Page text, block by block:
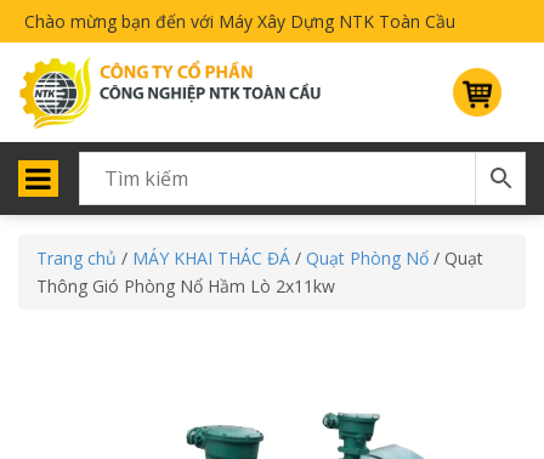
Chào mừng bạn đến với Máy Xây Dựng NTK Toàn Cầu
Trang chủ / MÁY KHAI THÁC ĐÁ / Quạt Phòng Nổ / Quạt
Thông Gió Phòng Nổ Hầm Lò 2x11kw